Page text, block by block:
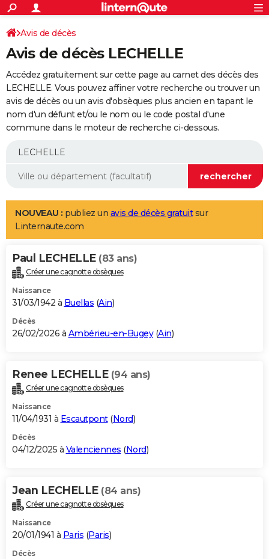
ACTUALITÉS
Politique
Société
Faits Divers
Education
Monde
Villes
+
SPORT
Coupe du monde 2026
Football
Tennis
Cyclisme
Rugby
Forum
Programme TV
TNTStreaming
Cinéma
Sorties cinéma
Musique
+FINANCE
Retraite
Epargne
Immobilier
Risques naturels par ville
Banque
Assurance
AUTO
Essais
Réserver un essai
Citadines
Berlines
SUV
Forum auto
+
Mobiles
Meilleur smartphone
Internet
Ordinateurs
Jeux vidéo
Guide high-tech
Aménagement intérieur
LIFESTYLE
Art de vivre
Bien-être
Loisirs
Mode
Modes de vie
Alimentation
Guide de la santé
Maladies
Médicaments
Sommeil
VOYAGE
Destinations
City break
Voyage nature
Voyage de noces
Forum
Climat
+PHOTO
GUIDES D'ACHAT
BONS PLANS
Carte de Noël
Carte Bonne année
Carte Saint-Valentin
Carte Pâques
Carte d'anniversaire
DICTIONNAIRE
Dictionnaire
Biographies
Citations
Expressions
Proverbes
PROGRAMME TV
S'inscrire
Se connecter
Lycées
Collèges
Primaires
Universités
Entreprises
Service militaire
Avis de recherche
AVIS DE DÉCÈS
Bricolage
Lifestyle
Culture
Sport
Auto
Television
Voyage
Cinema
Avis de décès
Avis de décès LECHELLE
Accédez gratuitement sur cette page au carnet des décès des
LECHELLE. Vous pouvez affiner votre recherche ou trouver un
avis de décès ou un avis d'obsèques plus ancien en tapant le
nom d'un défunt et/ou le nom ou le code postal d'une
commune dans le moteur de recherche ci-dessous.
NOUVEAU : publiez un avis de décès gratuitsur
Linternaute.com
Paul LECHELLE (83 ans)
Créer une cagnotte obsèques
Naissance
31/03/1942 à Buellas (Ain)
Décès
26/02/2026 à Ambérieu-en-Bugey(Ain)
Renee LECHELLE (94 ans)
Créer une cagnotte obsèques
Naissance
11/04/1931 à Escautpont(Nord)
Décès
04/12/2025 à Valenciennes (Nord)
Jean LECHELLE (84 ans)
Créer une cagnotte obsèques
Naissance
20/01/1941 à Paris (Paris)
Décès